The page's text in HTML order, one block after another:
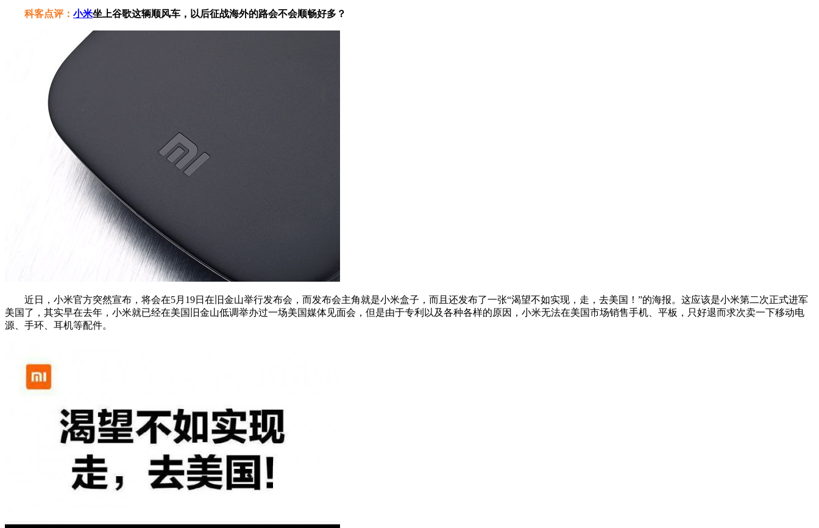
科客点评： 小米坐上谷歌这辆顺风车，以后征战海外的路会不会顺畅好多？
近日，小米官方突然宣布，将会在5月19日在旧金山举行发布会，而发布会主角就是小米盒子，而且还发布了一张“渴望不如实现，走，去美国！”的海报。这应该是小米第二次正式进军
美国了，其实早在去年，小米就已经在美国旧金山低调举办过一场美国媒体见面会，但是由于专利以及各种各样的原因，小米无法在美国市场销售手机、平板，只好退而求次卖一下移动电
源、手环、耳机等配件。